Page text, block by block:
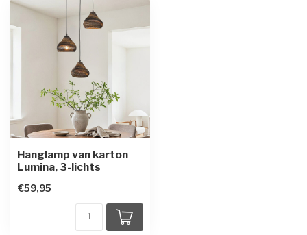
Hanglamp van karton
Lumina, 3-lichts
€59,95